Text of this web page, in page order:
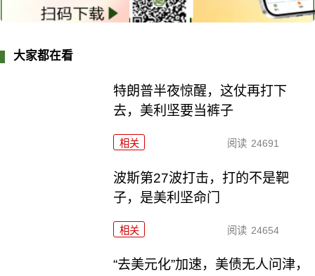
大家都在看
特朗普半夜惊醒，这仗再打下
去，美利坚要当裤子
相关 阅读 24691
波斯第27波打击，打的不是靶
子，是美利坚命门
相关 阅读 24654
“去美元化”加速，美债无人问津，